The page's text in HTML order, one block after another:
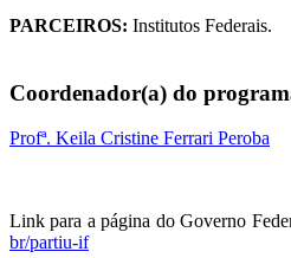
PARCEIROS: Institutos Federais.
Coordenador(a) do
Profª. Keila Cristine Ferrari Peroba
Link para a página do Governo
br/partiu-if